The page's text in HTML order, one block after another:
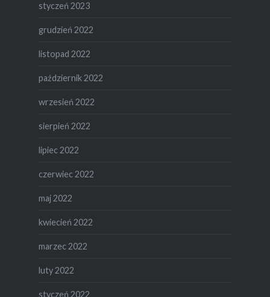
styczeń 2023
grudzień 2022
listopad 2022
październik 2022
wrzesień 2022
sierpień 2022
lipiec 2022
czerwiec 2022
maj 2022
kwiecień 2022
marzec 2022
luty 2022
styczeń 2022